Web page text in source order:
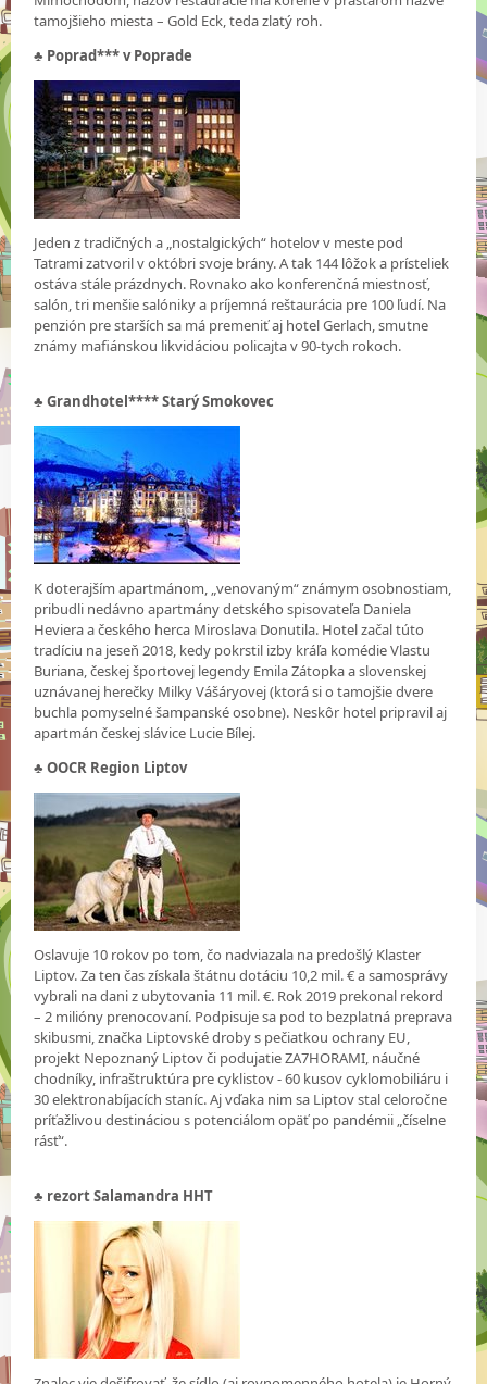
tamojšieho miesta – Gold Eck, teda zlatý roh.
♣ Poprad*** v Poprade
Jeden z tradičných a „nostalgických“ hotelov v meste pod
Tatrami zatvoril v októbri svoje brány. A tak 144 lôžok a prísteliek
ostáva stále prázdnych. Rovnako ako konferenčná miestnosť,
salón, tri menšie salóniky a príjemná reštaurácia pre 100 ľudí. Na
penzión pre starších sa má premeniť aj hotel Gerlach, smutne
známy mafiánskou likvidáciou policajta v 90-tych rokoch.
♣Grandhotel**** Starý Smokovec
K doterajším apartmánom, „venovaným“ známym osobnostiam,
pribudli nedávno apartmány detského spisovateľa Daniela
Heviera a českého herca Miroslava Donutila. Hotel začal túto
tradíciu na jeseň 2018, kedy pokrstil izby kráľa komédie Vlastu
Buriana, českej športovej legendy Emila Zátopka a slovenskej
uznávanej herečky Milky Vášáryovej (ktorá si o tamojšie dvere
buchla pomyselné šampanské osobne). Neskôr hotel pripravil aj
apartmán českej slávice Lucie Bílej.
♣ OOCR Region Liptov
Oslavuje 10 rokov po tom, čo nadviazala na predošlý Klaster
Liptov. Za ten čas získala štátnu dotáciu 10,2 mil. € a samosprávy
vybrali na dani z ubytovania 11 mil. €. Rok 2019 prekonal rekord
– 2 milióny prenocovaní. Podpisuje sa pod to bezplatná preprava
skibusmi, značka Liptovské droby s pečiatkou ochrany EU,
projekt Nepoznaný Liptov či podujatie ZA7HORAMI, náučné
chodníky, infraštruktúra pre cyklistov - 60 kusov cyklomobiliáru i
30 elektronabíjacích staníc. Aj vďaka nim sa Liptov stal celoročne
príťažlivou destináciou s potenciálom opäť po pandémii „číselne
rásť“.
♣ rezort Salamandra HHT